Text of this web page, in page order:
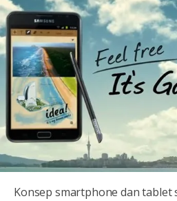
Konsep smartphone dan tablet